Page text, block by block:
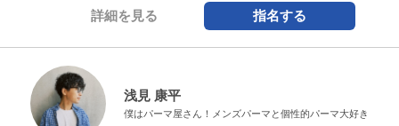
詳細を見る 指名する
浅見 康平
僕はパーマ屋さん！メンズパーマと個性的パーマ大好き